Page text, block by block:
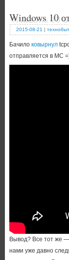
Windows 10
2015-08-21 технобыт
Бачило ковырнул
отправляется в МС
Вывод? Все тот же —
нами уже давно